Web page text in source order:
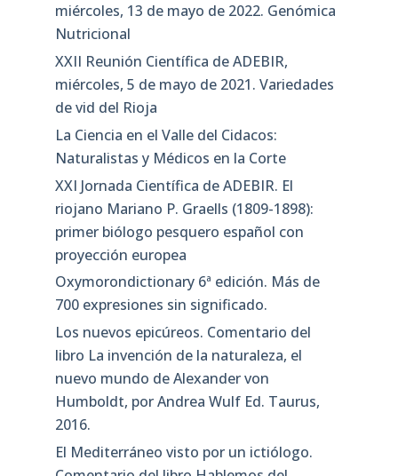
miércoles, 13 de mayo de 2022. Genómica
Nutricional
XXII Reunión Científica de ADEBIR,
miércoles, 5 de mayo de 2021. Variedades
de vid del Rioja
La Ciencia en el Valle del Cidacos:
Naturalistas y Médicos en la Corte
XXI Jornada Científica de ADEBIR. El
riojano Mariano P. Graells (1809-1898):
primer biólogo pesquero español con
proyección europea
Oxymorondictionary 6ª edición. Más de
700 expresiones sin significado.
Los nuevos epicúreos. Comentario del
libro La invención de la naturaleza, el
nuevo mundo de Alexander von
Humboldt, por Andrea Wulf Ed. Taurus,
2016.
El Mediterráneo visto por un ictiólogo.